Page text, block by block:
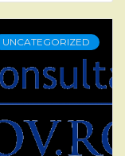
UNCATEGORIZED